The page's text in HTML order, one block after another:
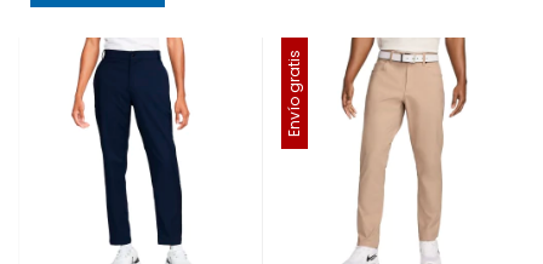
Envío gratis